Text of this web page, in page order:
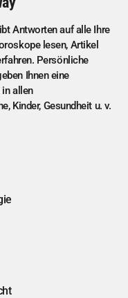
Antworten auf alle Ihre
lesen, Artikel
Persönliche
Ihnen eine
allen
Kinder, Gesundheit u. v.